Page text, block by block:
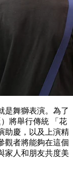
是舞獅表演。為了
將舉行傳統 「花
助慶，以及上演精
觀者將能夠在這個
家人和朋友共度美